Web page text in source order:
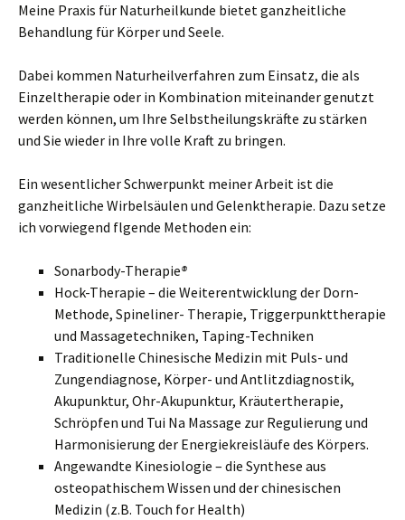
Meine Praxis für Naturheilkunde bietet ganzheitliche
Behandlung für Körper und Seele.
Dabei kommen Naturheilverfahren zum Einsatz, die als
Einzeltherapie oder in Kombination miteinander genutzt
werden können, um Ihre Selbstheilungskräfte zu stärken
und Sie wieder in Ihre volle Kraft zu bringen.
Ein wesentlicher Schwerpunkt meiner Arbeit ist die
ganzheitliche Wirbelsäulen und Gelenktherapie. Dazu setze
ich vorwiegend flgende Methoden ein:
Sonarbody-Therapie®
Hock-Therapie – die Weiterentwicklung der Dorn-
Methode, Spineliner- Therapie, Triggerpunkttherapie
und Massagetechniken, Taping-Techniken
Traditionelle Chinesische Medizin mit Puls- und
Zungendiagnose, Körper- und Antlitzdiagnostik,
Akupunktur, Ohr-Akupunktur, Kräutertherapie,
Schröpfen und Tui Na Massage zur Regulierung und
Harmonisierung der Energiekreisläufe des Körpers.
Angewandte Kinesiologie – die Synthese aus
osteopathischem Wissen und der chinesischen
Medizin (z.B. Touch for Health)